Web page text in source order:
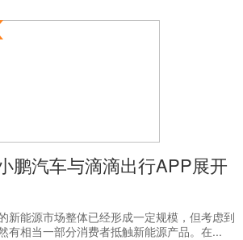
鹏汽车与滴滴出行APP展开
新能源市场整体已经形成一定规模，但考虑到
有相当一部分消费者抵触新能源产品。在...